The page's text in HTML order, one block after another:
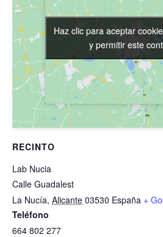
RECINTO
Lab Nucia
Calle Guadalest
La Nucía, Alicante 03530 España +
Teléfono
664 802 277
Haz clic para aceptar
y permitir este
Haz clic para aceptar
y permitir este